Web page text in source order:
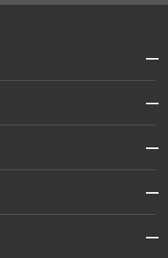
開閉
開閉
開閉
開閉
開閉